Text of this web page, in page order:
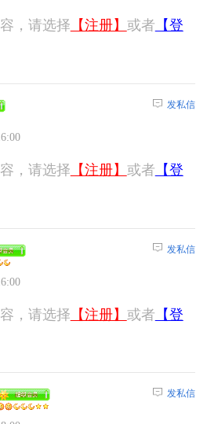
，请选择 【注册】 或者 【登
发私信
，请选择 【注册】 或者 【登
发私信
，请选择 【注册】 或者 【登
发私信